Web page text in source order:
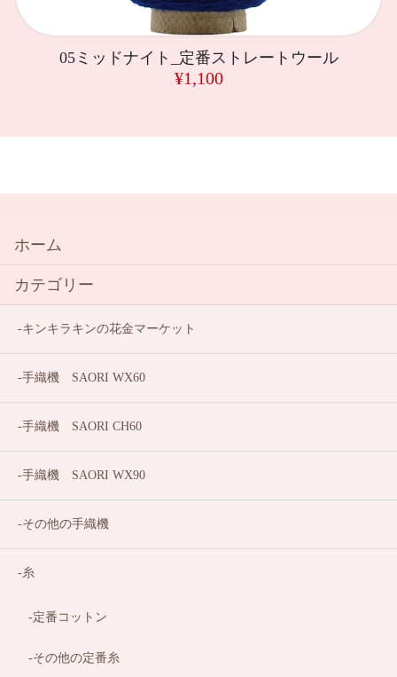
05ミッドナイト_定番ストレートウール
¥1,100
ホーム
カテゴリー
キンキラキンの花金マーケット
手織機 SAORI WX60
手織機 SAORI CH60
手織機 SAORI WX90
その他の手織機
糸
定番コットン
その他の定番糸